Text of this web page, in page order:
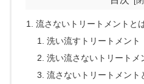
流さないトリートメントと
洗い流すトリートメント
洗い流さないトリートメ
流さないトリートメント